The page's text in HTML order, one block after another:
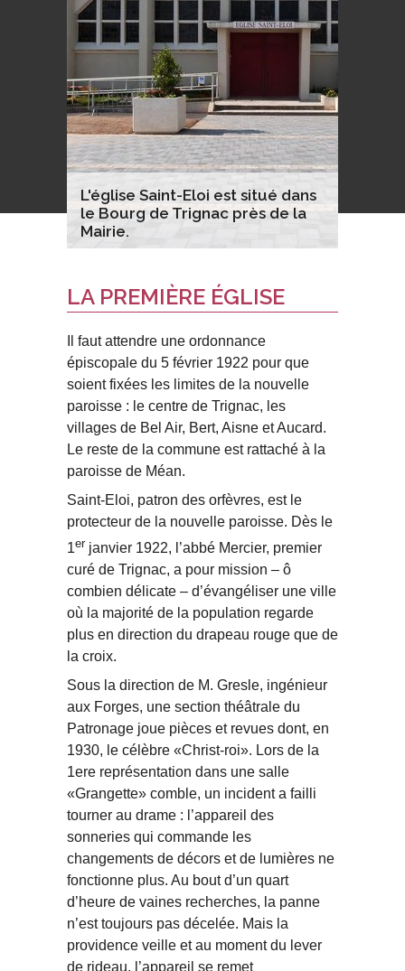
L'église Saint-Eloi est situé dans
le Bourg de Trignac près de la
Mairie.
LA PREMIÈRE ÉGLISE
Il faut attendre une ordonnance
épiscopale du 5 février 1922 pour que
soient fixées les limites de la nouvelle
paroisse : le centre de Trignac, les
villages de Bel Air, Bert, Aisne et Aucard.
Le reste de la commune est rattaché à la
paroisse de Méan.
Saint-Eloi, patron des orfèvres, est le
protecteur de la nouvelle paroisse. Dès le
1er janvier 1922, l’abbé Mercier, premier
curé de Trignac, a pour mission – ô
combien délicate – d’évangéliser une ville
où la majorité de la population regarde
plus en direction du drapeau rouge que de
la croix.
Sous la direction de M. Gresle, ingénieur
aux Forges, une section théâtrale du
Patronage joue pièces et revues dont, en
1930, le célèbre «Christ-roi». Lors de la
1ere représentation dans une salle
«Grangette» comble, un incident a failli
tourner au drame : l’appareil des
sonneries qui commande les
changements de décors et de lumières ne
fonctionne plus. Au bout d’un quart
d’heure de vaines recherches, la panne
n’est toujours pas décelée. Mais la
providence veille et au moment du lever
de rideau, l’appareil se remet